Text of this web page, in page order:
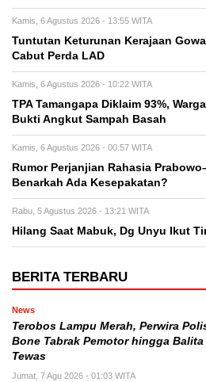
Kamis, 6 Agustus 2026 - 13:55 WITA
Tuntutan Keturunan Kerajaan
Cabut Perda LAD
Kamis, 6 Agustus 2026 - 10:22 WITA
TPA Tamangapa Diklaim 93%,
Bukti Angkut Sampah Basah
Kamis, 6 Agustus 2026 - 00:57 WITA
Rumor Perjanjian Rahasia
Benarkah Ada Kesepakatan?
Rabu, 5 Agustus 2026 - 13:21 WITA
Hilang Saat Mabuk, Dg Unyu Ikut
BERITA TERBARU
News
Terobos Lampu Merah, Perwira
Bone Tabrak Pemotor hingga Balita
Tewas
Jumat, 7 Agu 2026 - 01:03 WITA